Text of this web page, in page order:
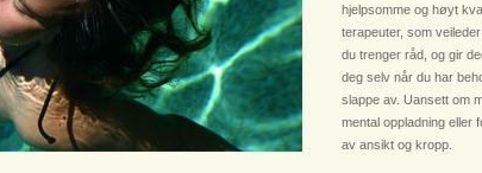
hjelpsomme og høyt
terapeuter, som
du trenger råd, og gir
deg selv når du har
slappe av. Uansett om
mental oppladning eller
av ansikt og kropp.